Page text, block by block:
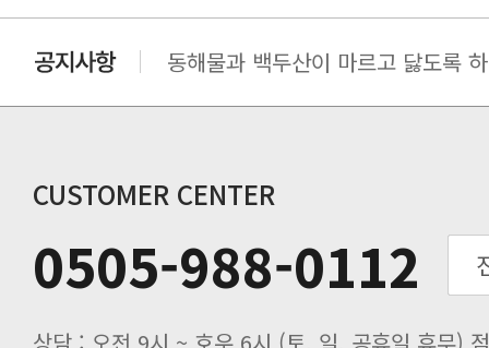
동해물과 백두산이 마르고 닳도록
CUSTOMER CENTER
0505-988-0112